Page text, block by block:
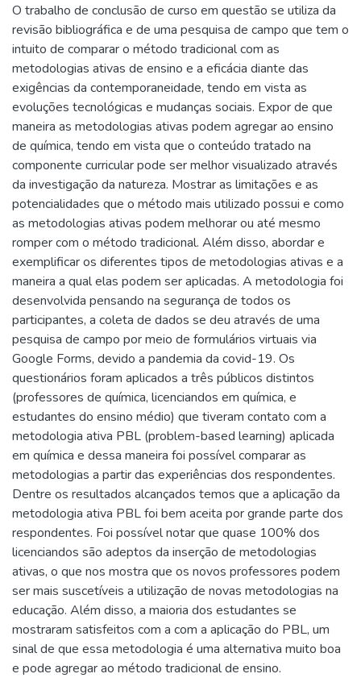
O trabalho de conclusão de curso em questão se utiliza da
revisão bibliográfica e de uma pesquisa de campo que tem o
intuito de comparar o método tradicional com as
metodologias ativas de ensino e a eficácia diante das
exigências da contemporaneidade, tendo em vista as
evoluções tecnológicas e mudanças sociais. Expor de que
maneira as metodologias ativas podem agregar ao ensino
de química, tendo em vista que o conteúdo tratado na
componente curricular pode ser melhor visualizado através
da investigação da natureza. Mostrar as limitações e as
potencialidades que o método mais utilizado possui e como
as metodologias ativas podem melhorar ou até mesmo
romper com o método tradicional. Além disso, abordar e
exemplificar os diferentes tipos de metodologias ativas e a
maneira a qual elas podem ser aplicadas. A metodologia foi
desenvolvida pensando na segurança de todos os
participantes, a coleta de dados se deu através de uma
pesquisa de campo por meio de formulários virtuais via
Google Forms, devido a pandemia da covid-19. Os
questionários foram aplicados a três públicos distintos
(professores de química, licenciandos em química, e
estudantes do ensino médio) que tiveram contato com a
metodologia ativa PBL (problem-based learning) aplicada
em química e dessa maneira foi possível comparar as
metodologias a partir das experiências dos respondentes.
Dentre os resultados alcançados temos que a aplicação da
metodologia ativa PBL foi bem aceita por grande parte dos
respondentes. Foi possível notar que quase 100% dos
licenciandos são adeptos da inserção de metodologias
ativas, o que nos mostra que os novos professores podem
ser mais suscetíveis a utilização de novas metodologias na
educação. Além disso, a maioria dos estudantes se
mostraram satisfeitos com a com a aplicação do PBL, um
sinal de que essa metodologia é uma alternativa muito boa
e pode agregar ao método tradicional de ensino.